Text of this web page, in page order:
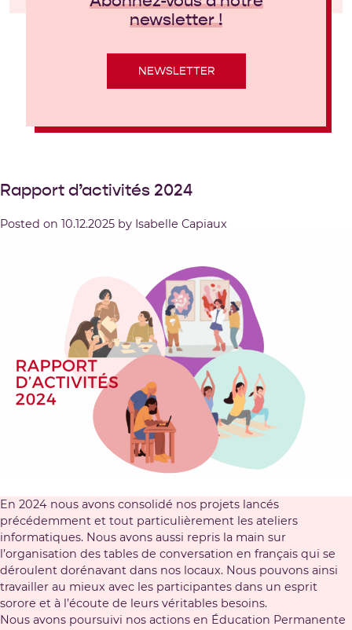
newsletter !
NEWSLETTER
Rapport d’activités 2024
Posted on 10.12.2025 by Isabelle Capiaux
En 2024 nous avons consolidé nos projets lancés
précédemment et tout particulièrement les ateliers
informatiques. Nous avons aussi repris la main sur
l’organisation des tables de conversation en français qui se
déroulent dorénavant dans nos locaux. Nous pouvons ainsi
travailler au mieux avec les participantes dans un esprit
sorore et à l’écoute de leurs véritables besoins.
Nous avons poursuivi nos actions en Éducation Permanente